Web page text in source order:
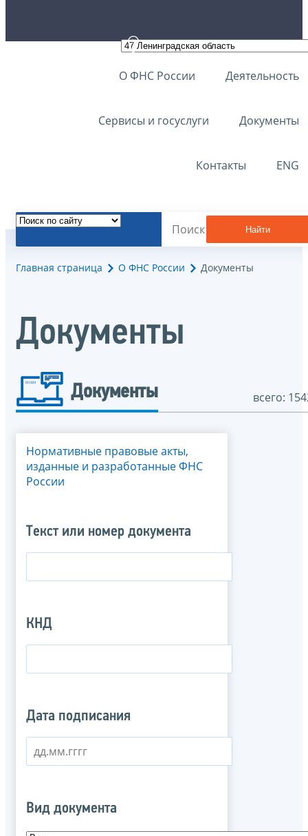
О ФНС России Деятельность
Сервисы и госуслуги Документы
Контакты ENG
Найти
Главная страница О ФНС России Документы
Документы
Документы всего:
Нормативные правовые акты,
изданные и разработанные ФНС
России
Текст или номер документа
КНД
Дата подписания
Вид документа